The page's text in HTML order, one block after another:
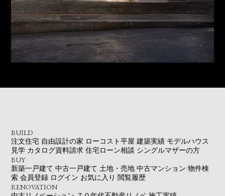
BUILD
注文住宅 自由設計の家 ローコスト平屋 建築実績 モデルハウス
見学 カタログ資料請求 住宅ローン相談 シングルマザーの方
BUY
新築一戸建て 中古一戸建て 土地・売地 中古マンション 物件検
索 会員登録 ログイン お気に入り 閲覧履歴
RENOVATION